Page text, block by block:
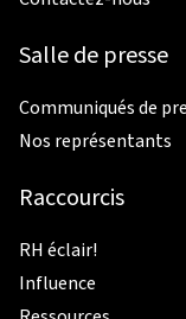
Salle de presse
Communiqués de
Nos représentants
Raccourcis
RH éclair!
Influence